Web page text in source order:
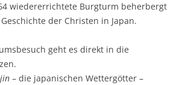
wiedererrichtete Burgturm beherbergt
der Christen in Japan.
geht es direkt in die
– die japanischen Wettergötter –